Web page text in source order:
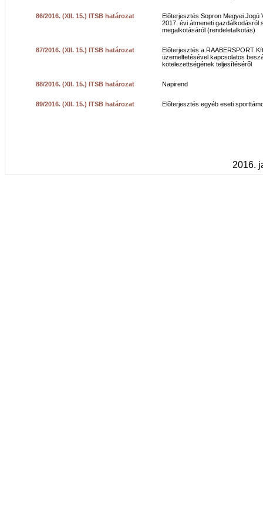
86/2016. (XII. 15.) ITSB határozat
Előterjesztés Sopron Megyei Jogú
2017. évi átmeneti gazdálkodásról
megalkotásáról (rendeletalkotás)
87/2016. (XII. 15.) ITSB határozat
Előterjesztés a RAABERSPORT
üzemeltetésével kapcsolatos
kötelezettségének teljesítéséről
88/2016. (XII. 15.) ITSB határozat Napirend
89/2016. (XII. 15.) ITSB határozat Előterjesztés egyéb eseti
2016.